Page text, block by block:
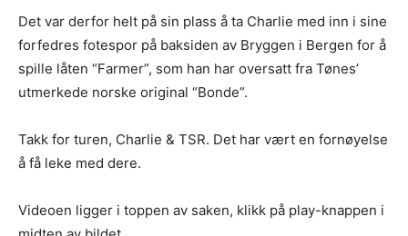
Det var derfor helt på sin plass å ta Charlie med inn i sine
forfedres fotespor på baksiden av Bryggen i Bergen for å
spille låten “Farmer”, som han har oversatt fra Tønes’
utmerkede norske original “Bonde”.
Takk for turen, Charlie & TSR. Det har vært en fornøyelse
å få leke med dere.
Videoen ligger i toppen av saken, klikk på play-knappen i